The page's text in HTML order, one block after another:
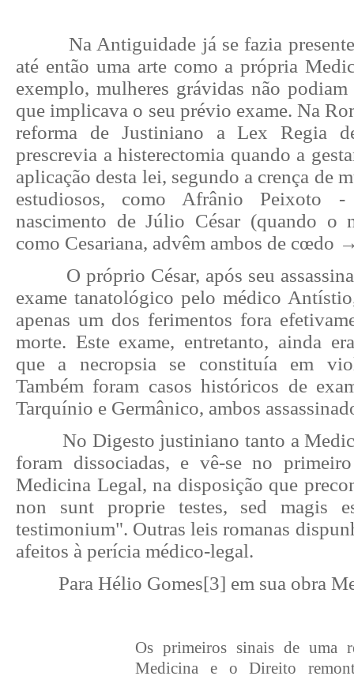
Na Antiguidade já se fazia
até então uma arte como a própria
exemplo, mulheres grávidas não
que implicava o seu prévio exame. Na
reforma de Justiniano a Lex Regia
prescrevia a histerectomia quando a
aplicação desta lei, segundo a crença de
estudiosos, como Afrânio Peixoto
nascimento de Júlio César (quando o
como Cesariana, advêm ambos de cœdo
O próprio César, após seu
exame tanatológico pelo médico
apenas um dos ferimentos fora
morte. Este exame, entretanto, ainda
que a necropsia se constituía em
Também foram casos históricos de
Tarquínio e Germânico, ambos
No Digesto justiniano tanto a
foram dissociadas, e vê-se no
Medicina Legal, na disposição que
non sunt proprie testes, sed magis
testimonium". Outras leis romanas
afeitos à perícia médico-legal.
Para Hélio Gomes[3] em sua obra
Os primeiros sinais de uma
Medicina e o Direito